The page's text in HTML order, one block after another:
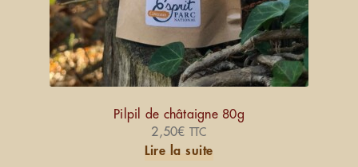
Pilpil de châtaigne 80g
2,50€ TTC
Lire la suite